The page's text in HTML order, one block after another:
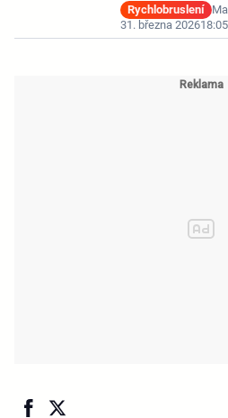
Rychlobruslení
31. března 202618:05